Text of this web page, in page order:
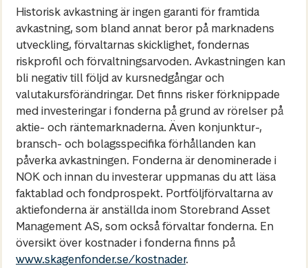
Historisk avkastning är ingen garanti för framtida
avkastning, som bland annat beror på marknadens
utveckling, förvaltarnas skicklighet, fondernas
riskprofil och förvaltningsarvoden. Avkastningen kan
bli negativ till följd av kursnedgångar och
valutakursförändringar. Det finns risker förknippade
med investeringar i fonderna på grund av rörelser på
aktie- och räntemarknaderna. Även konjunktur-,
bransch- och bolagsspecifika förhållanden kan
påverka avkastningen. Fonderna är denominerade i
NOK och innan du investerar uppmanas du att läsa
faktablad och fondprospekt. Portföljförvaltarna av
aktiefonderna är anställda inom Storebrand Asset
Management AS, som också förvaltar fonderna. En
översikt över kostnader i fonderna finns på
www.skagenfonder.se/kostnader.